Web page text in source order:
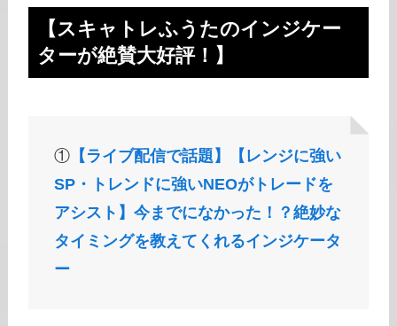
【スキャトレふうたのインジケー
ターが絶賛大好評！】
① 【ライブ配信で話題】【レンジに強い
SP・トレンドに強いNEOがトレードを
アシスト】今までになかった！？絶妙な
タイミングを教えてくれるインジケータ
ー